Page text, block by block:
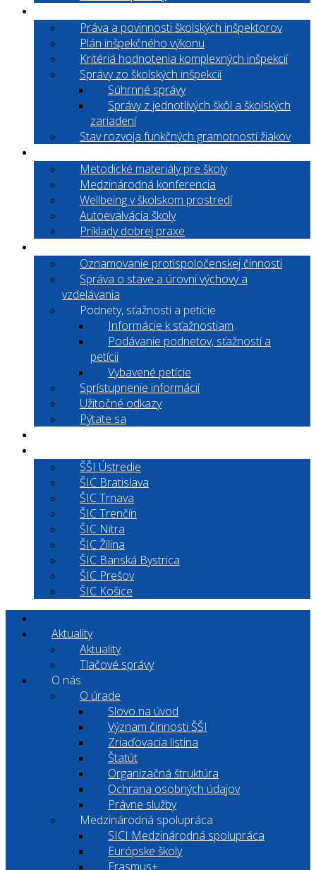
Práva a povinnosti školských inšpektorov
Plán inšpekčného výkonu
Kritériá hodnotenia komplexných inšpekcií
Správy zo školských inšpekcií
Súhrnné správy
Správy z jednotlivých škôl a školských
zariadení
Stav rozvoja funkčných gramotností žiakov
Metodické materiály pre školy
Medzinárodná konferencia
Wellbeing v školskom prostredí
Autoevalvácia školy
Príklady dobrej praxe
Oznamovanie protispoločenskej činnosti
Správa o stave a úrovni výchovy a
vzdelávania
Podnety, sťažnosti a petície
Informácie k sťažnostiam
Podávanie podnetov, sťažností a
petícii
Vybavené petície
Sprístupnenie informácií
Užitočné odkazy
Pýtate sa
ŠŠI Ústredie
ŠIC Bratislava
ŠIC Trnava
ŠIC Trenčín
ŠIC Nitra
ŠIC Žilina
ŠIC Banská Bystrica
ŠIC Prešov
ŠIC Košice
Aktuality
Aktuality
Tlačové správy
O nás
O úrade
Slovo na úvod
Význam činnosti ŠŠI
Zriaďovacia listina
Štatút
Organizačná štruktúra
Ochrana osobných údajov
Právne služby
Medzinárodná spolupráca
SICI Medzinárodná spolupráca
Európske školy
Erasmus+